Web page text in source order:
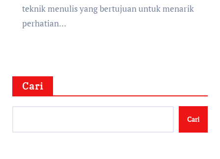
teknik menulis yang bertujuan untuk menarik
perhatian…
Cari
Cari